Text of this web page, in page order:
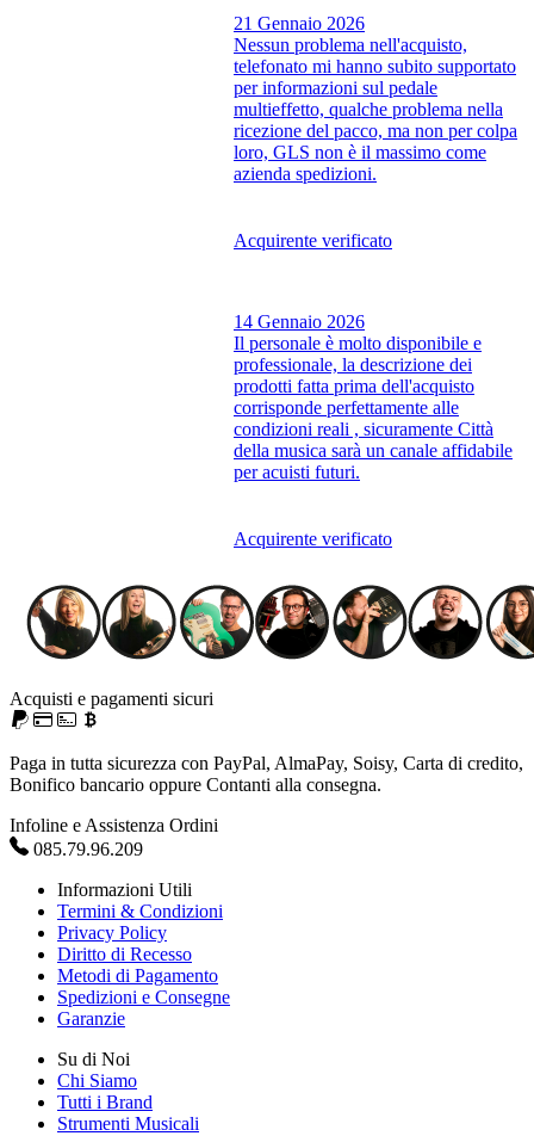
21 Gennaio 2026
Nessun problema nell'acquisto,
telefonato mi hanno subito supportato
per informazioni sul pedale
multieffetto, qualche problema nella
ricezione del pacco, ma non per colpa
loro, GLS non è il massimo come
azienda spedizioni.
Acquirente verificato
14 Gennaio 2026
Il personale è molto disponibile e
professionale, la descrizione dei
prodotti fatta prima dell'acquisto
corrisponde perfettamente alle
condizioni reali , sicuramente Città
della musica sarà un canale affidabile
per acuisti futuri.
Acquirente verificato
Acquisti e pagamenti sicuri
Paga in tutta sicurezza con PayPal, AlmaPay, Soisy, Carta di credito,
Bonifico bancario oppure Contanti alla consegna.
Infoline e Assistenza Ordini
085.79.96.209
Informazioni Utili
Termini & Condizioni
Privacy Policy
Diritto di Recesso
Metodi di Pagamento
Spedizioni e Consegne
Garanzie
Su di Noi
Chi Siamo
Tutti i Brand
Strumenti Musicali